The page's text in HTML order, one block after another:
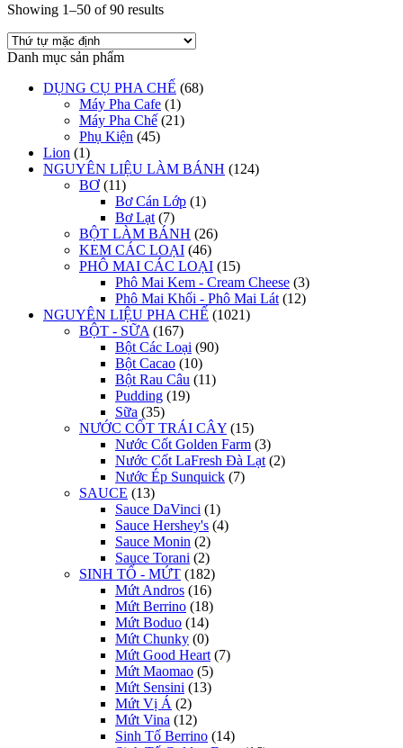
Showing 1–50 of 90 results
Danh mục sản phẩm
DỤNG CỤ PHA CHẾ (68)
Máy Pha Cafe (1)
Máy Pha Chế (21)
Phụ Kiện (45)
Lion (1)
NGUYÊN LIỆU LÀM BÁNH (124)
BƠ (11)
Bơ Cán Lớp (1)
Bơ Lạt (7)
BỘT LÀM BÁNH (26)
KEM CÁC LOẠI (46)
PHÔ MAI CÁC LOẠI (15)
Phô Mai Kem - Cream Cheese (3)
Phô Mai Khối - Phô Mai Lát (12)
NGUYÊN LIỆU PHA CHẾ (1021)
BỘT - SỮA (167)
Bột Các Loại (90)
Bột Cacao (10)
Bột Rau Câu (11)
Pudding (19)
Sữa (35)
NƯỚC CỐT TRÁI CÂY (15)
Nước Cốt Golden Farm (3)
Nước Cốt LaFresh Đà Lạt (2)
Nước Ép Sunquick (7)
SAUCE (13)
Sauce DaVinci (1)
Sauce Hershey's (4)
Sauce Monin (2)
Sauce Torani (2)
SINH TỐ - MỨT (182)
Mứt Andros (16)
Mứt Berrino (18)
Mứt Boduo (14)
Mứt Chunky (0)
Mứt Good Heart (7)
Mứt Maomao (5)
Mứt Sensini (13)
Mứt Vị Á (2)
Mứt Vina (12)
Sinh Tố Berrino (14)